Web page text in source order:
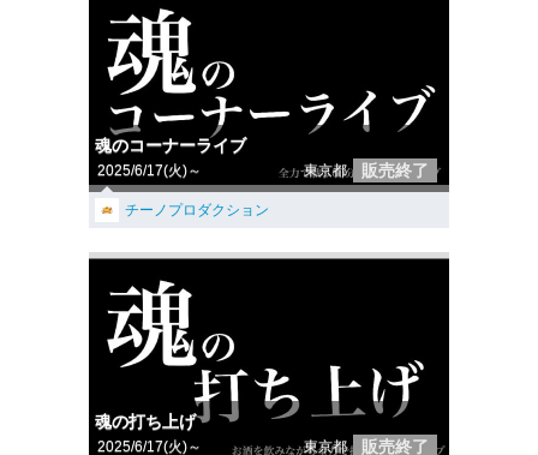
魂のコーナーライブ
2025/6/17(火)～ 東京都 販売終了
チーノプロダクション
魂の打ち上げ
2025/6/17(火)～ 東京都 販売終了